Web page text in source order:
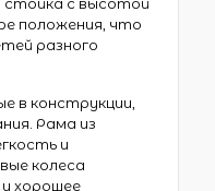
положения, что
разного
в конструкции,
Рама из
и
колеса
хорошее